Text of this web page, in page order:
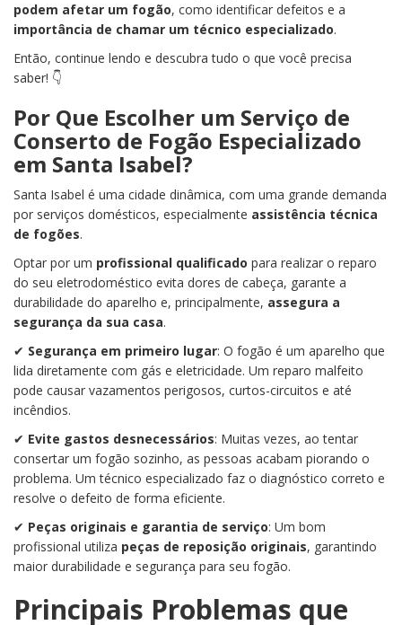
podem afetar um fogão, como identificar defeitos e a
importância de chamar um técnico especializado.
Então, continue lendo e descubra tudo o que você precisa
saber! 👇
Por Que Escolher um Serviço de
Conserto de Fogão Especializado
em Santa Isabel?
Santa Isabel é uma cidade dinâmica, com uma grande demanda
por serviços domésticos, especialmente assistência técnica
de fogões.
Optar por um profissional qualificado para realizar o reparo
do seu eletrodoméstico evita dores de cabeça, garante a
durabilidade do aparelho e, principalmente, assegura a
segurança da sua casa.
✔ Segurança em primeiro lugar: O fogão é um aparelho que
lida diretamente com gás e eletricidade. Um reparo malfeito
pode causar vazamentos perigosos, curtos-circuitos e até
incêndios.
✔ Evite gastos desnecessários: Muitas vezes, ao tentar
consertar um fogão sozinho, as pessoas acabam piorando o
problema. Um técnico especializado faz o diagnóstico correto e
resolve o defeito de forma eficiente.
✔ Peças originais e garantia de serviço: Um bom
profissional utiliza peças de reposição originais, garantindo
maior durabilidade e segurança para seu fogão.
Principais Problemas que